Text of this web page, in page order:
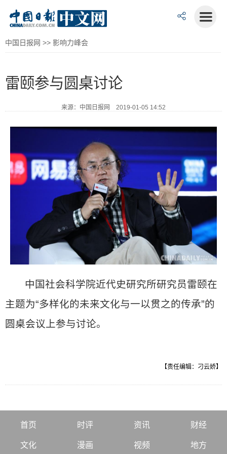
中国日报网 >> 影响力峰会
雷颐参与圆桌讨论
来源：中国日报网 2019-01-05 14:52
中国社会科学院近代史研究所研究员雷颐在
主题为“多样化的未来文化与一以贯之的传承”的
圆桌会议上参与讨论。
【责任编辑：刁云娇】
首页 时评 资讯 财经
文化 漫画 视频 地方